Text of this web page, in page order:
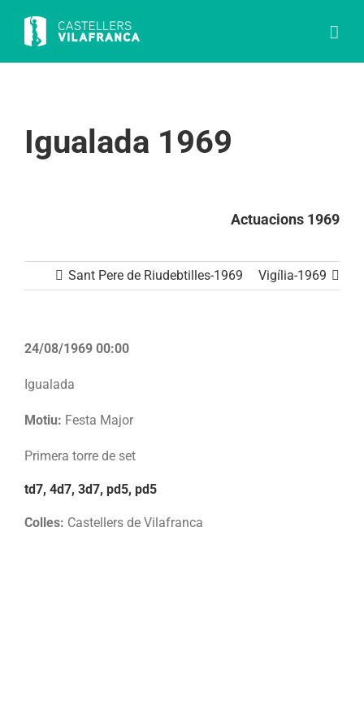
content
Igualada 1969
Actuacions 1969
Sant Pere de Riudebtilles-1969 Vigília-1969
24/08/1969 00:00
Igualada
Motiu: Festa Major
Primera torre de set
td7, 4d7, 3d7, pd5, pd5
Colles: Castellers de Vilafranca